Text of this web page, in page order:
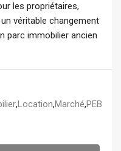
les propriétaires,
véritable changement
parc immobilier ancien
,Location,Marché,PEB